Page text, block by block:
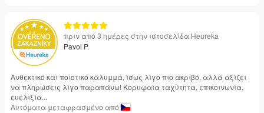
πριν από 3 ημέρες στην ιστοσελίδα Heureka
Pavol P.
Ανθεκτικό και ποιοτικό κάλυμμα, ίσως λίγο πιο ακριβό, αλλά αξίζει
να πληρώσεις λίγο παραπάνω! Κορυφαία ταχύτητα, επικοινωνία,
ευελιξία...
Αυτόματα μεταφρασμένο από